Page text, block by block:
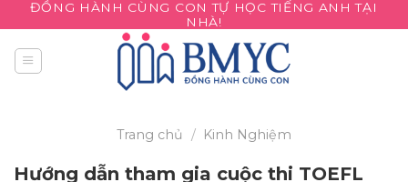
to
content
ĐỒNG HÀNH CÙNG CON TỰ HỌC TIẾNG ANH TẠI
NHÀ!
Trang chủ / Kinh Nghiệm
Hướng dẫn tham gia cuộc thi TOEFL